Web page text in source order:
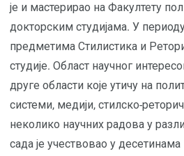
је и мастерирао на Факултету
докторским студијама. У
предметима Стилистика и
студије. Област научног
друге области које утичу на
системи, медији, стилско-
неколико научних радова у
сада је учествовао у